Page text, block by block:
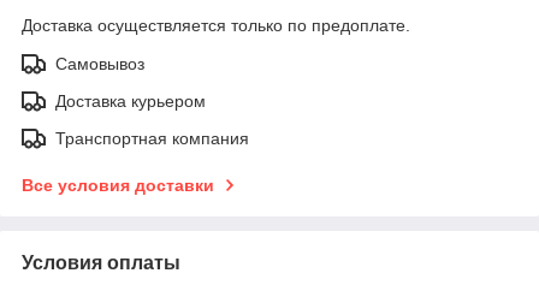
Доставка осуществляется только по предоплате.
Самовывоз
Доставка курьером
Транспортная компания
Все условия доставки
Условия оплаты